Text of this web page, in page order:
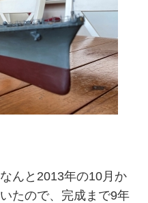
んと2013年の10月か
たので、完成まで9年